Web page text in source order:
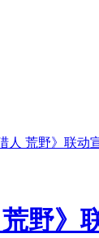
人 荒野》联动
野》